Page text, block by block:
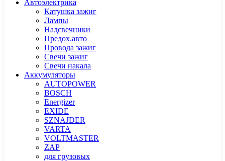
Автоэлектрика
Катушка зажиг
Лампы
Надсвечники
Предох.авто
Провода зажиг
Свечи зажиг
Свечи накала
Аккумуляторы
AUTOPOWER
BOSCH
Energizer
EXIDE
SZNAJDER
VARTA
VOLTMASTER
ZAP
для грузовых